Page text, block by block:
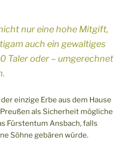
nur eine hohe Mitgift,
auch ein gewaltiges
Taler oder – umgerechnet
einzige Erbe aus dem Hause
als Sicherheit mögliche
Fürstentum Ansbach, falls
Söhne gebären würde.